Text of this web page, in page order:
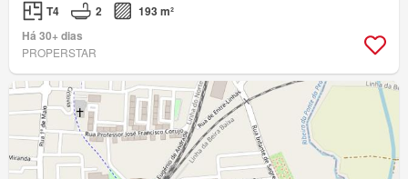
T4 2
193 m²
Há 30+ dias
PROPERSTAR